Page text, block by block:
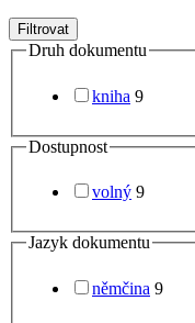
Filtrovat
Druh dokumentu
kniha 9
Dostupnost
volný 9
Jazyk dokumentu
němčina 9